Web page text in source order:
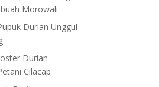
Morowali
Durian Unggul
Durian
Cilacap